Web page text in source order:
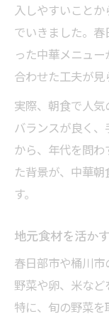
入しやすいこと
でいきました。
った中華メニュ
合わせた工夫が見
実際、朝食で人
バランスが良く
から、年代を問
た背景が、中華
す。
地元食材を活か
春日部市や桶川
野菜や卵、米など
特に、旬の野菜